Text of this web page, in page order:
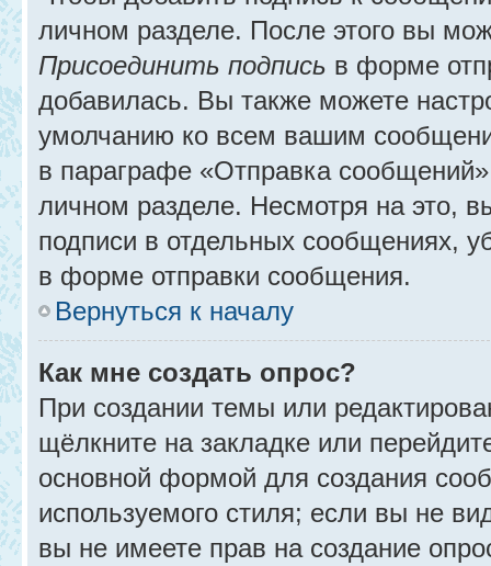
личном разделе. После этого вы
Присоединить подпись в форме
добавилась. Вы также можете
умолчанию ко всем вашим
в параграфе «Отправка
личном разделе. Несмотря на это,
подписи в отдельных сообщениях,
в форме отправки сообщения.
Вернуться к началу
Как мне создать опрос?
При создании темы или
щёлкните на закладке или
основной формой для создания
используемого стиля; если вы не
вы не имеете прав на создание